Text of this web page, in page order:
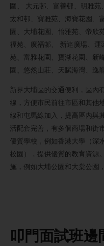
圍、 大元邨、富善邨、明雅苑
太和邨、寶雅苑、海寶花園、
園、大埔花園、怡雅苑、帝欣
福苑、廣福邨、 新達廣場、
苑、富雅花園、寶湖花園、新
園、悠然山莊、天賦海灣、逸
新界大埔區的交通便利，區內
線，方便市民前往市區和其他
線和屯馬線加入，提高區內與
活配套完善，有多個商場和街
優質學校，例如香港大學（深
校園），提供優質的教育資源
施，例如大埔公園和大棠公園
叩門面試班邊